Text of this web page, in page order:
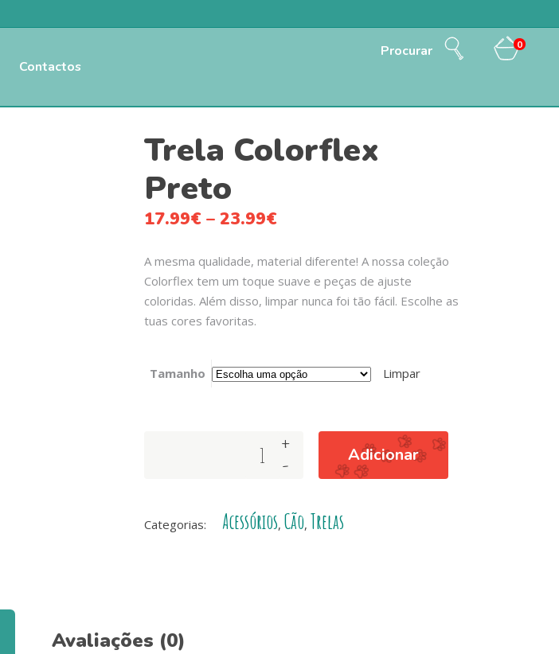
Contactos
Procurar 0
Trela Colorflex
Preto
17.99€ – 23.99€
A mesma qualidade, material diferente! A nossa coleção
Colorflex tem um toque suave e peças de ajuste
coloridas. Além disso, limpar nunca foi tão fácil. Escolhe as
tuas cores favoritas.
Tamanho Limpar
-
+ Adicionar
Categorias: Acessórios, Cão, Trelas
Avaliações (0)